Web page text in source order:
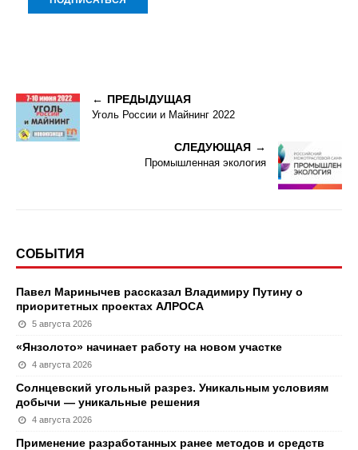
ПРЕДЫДУЩАЯ
Уголь России и Майнинг 2022
СЛЕДУЮЩАЯ
Промышленная экология
СОБЫТИЯ
Павел Маринычев рассказал Владимиру Путину о
приоритетных проектах АЛРОСА
5 августа 2026
«Янзолото» начинает работу на новом участке
4 августа 2026
Солнцевский угольный разрез. Уникальным условиям
добычи — уникальные решения
4 августа 2026
Применение разработанных ранее методов и средств